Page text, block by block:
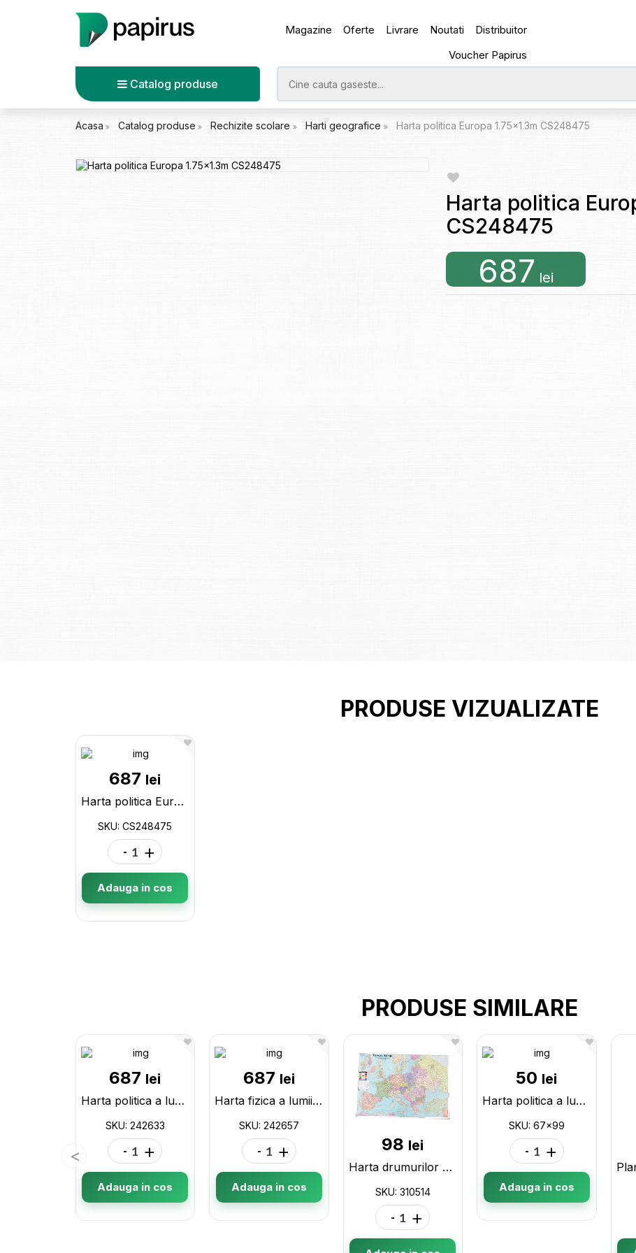
Magazine Oferte Livrare Noutati
Distribuitor
Voucher Papirus
Catalog produse
Acasa Catalog produse Rechizite scolare Harti geografice Harta politica Europa 1.75x1.3m CS248475
Harta politica
CS248475
687 lei
PRODUSE VIZUALIZATE
687 lei
Harta politica Europa 1.75x1.3m CS248475
SKU: CS248475
- +
Adauga in cos
PRODUSE SIMILARE
687 lei
Harta politica a lumii murala cu drapele 1.3x1.75m 242633
SKU: 242633
- +
Adauga in cos
687 lei
Harta fizica a lumii murala 1.3x1.75m 242657
SKU: 242657
- +
Adauga in cos
98 lei
Harta drumurilor Europa (oficiu) 310514
SKU: 310514
- +
50 lei
Harta politica a lumii cu drapele (67x99cm) 67x99
SKU: 67x99
- +
Adauga in cos